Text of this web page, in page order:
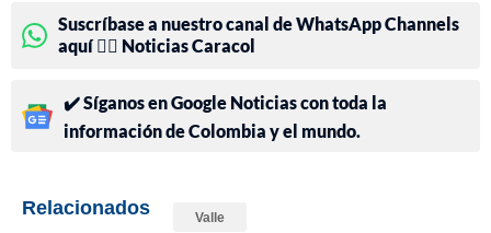
Suscríbase a nuestro canal de WhatsApp Channels
aquí 👉🏻 Noticias Caracol
✔️ Síganos en Google Noticias con toda la
información de Colombia y el mundo.
Relacionados Valle